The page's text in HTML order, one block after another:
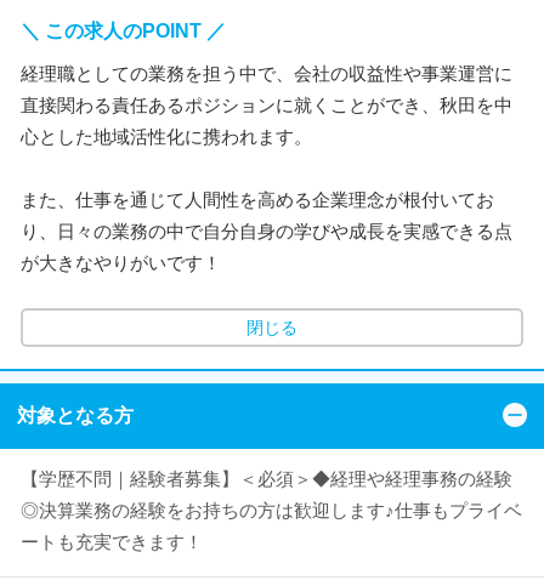
＼ この求人のPOINT ／
経理職としての業務を担う中で、会社の収益性や事業運営に
直接関わる責任あるポジションに就くことができ、秋田を中
心とした地域活性化に携われます。
また、仕事を通じて人間性を高める企業理念が根付いてお
り、日々の業務の中で自分自身の学びや成長を実感できる点
が大きなやりがいです！
閉じる
対象となる方
【学歴不問｜経験者募集】＜必須＞◆経理や経理事務の経験
◎決算業務の経験をお持ちの方は歓迎します♪仕事もプライベ
ートも充実できます！